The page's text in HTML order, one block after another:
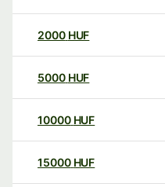
2000 HUF
5000 HUF
10000 HUF
15000 HUF